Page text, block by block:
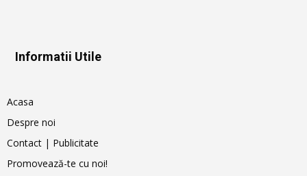
Informatii Utile
Acasa
Despre noi
Contact | Publicitate
Promovează-te cu noi!